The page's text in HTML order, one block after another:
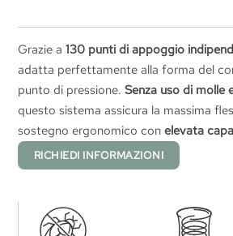
Grazie a130 punti di appoggio
adatta perfettamente alla forma del
punto di pressione.Senza uso di molle
questo sistema assicura la massima
sostegno ergonomico conelevata
RICHIEDI INFORMAZIONI